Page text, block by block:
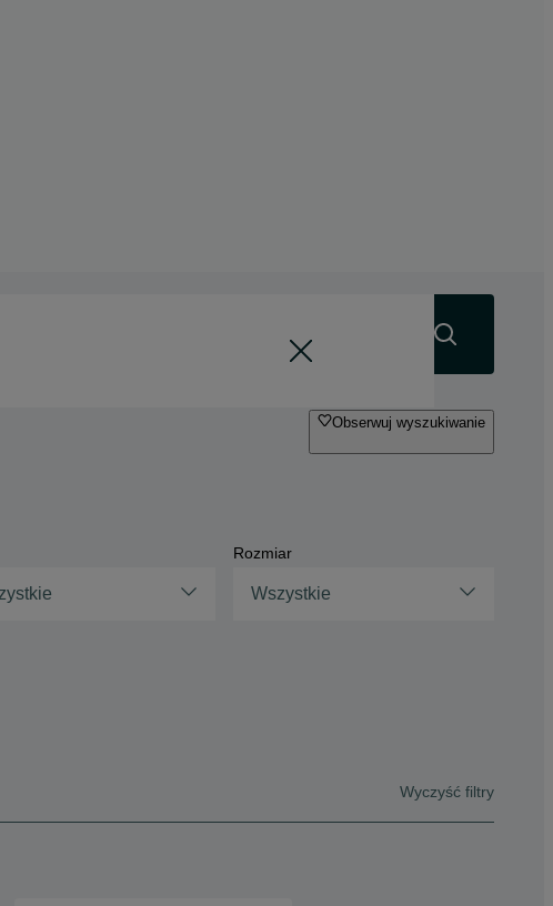
Obserwuj wyszukiwanie
Rozmiar
Wszystkie
Wyczyść filtry